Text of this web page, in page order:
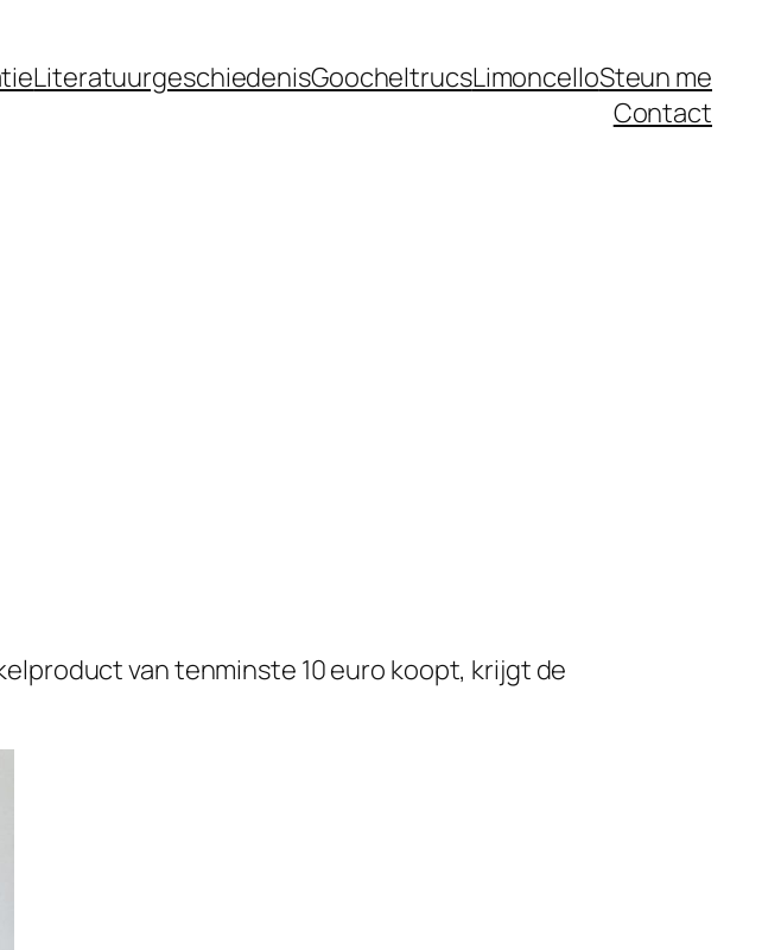
LiteratuurgeschiedenisGoocheltrucsLimoncelloSteun me
Contact
van tenminste 10 euro koopt, krijgt de